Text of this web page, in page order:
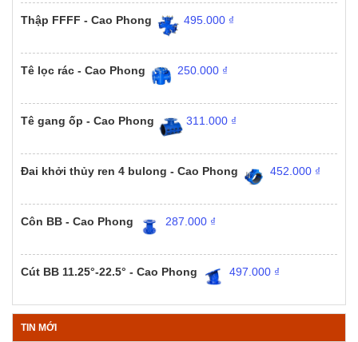
Thập FFFF - Cao Phong 495.000 ₫
Tê lọc rác - Cao Phong 250.000 ₫
Tê gang ốp - Cao Phong 311.000 ₫
Đai khởi thủy ren 4 bulong - Cao Phong 452.000 ₫
Côn BB - Cao Phong 287.000 ₫
Cút BB 11.25°-22.5° - Cao Phong 497.000 ₫
TIN MỚI